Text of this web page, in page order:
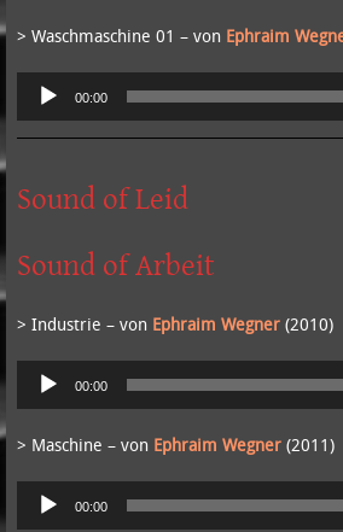
> Waschmaschine 01 – von Ephraim
Audio-
Player
00:00
Sound of Leid
Sound of Arbeit
> Industrie – von Ephraim Wegner(2010)
Audio-
Player
00:00
> Maschine – von Ephraim Wegner(2011)
Audio-
Player
00:00